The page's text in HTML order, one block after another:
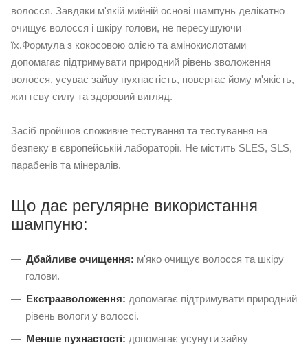
волосся. Завдяки м'якій мийній основі шампунь делікатно
очищує волосся і шкіру голови, не пересушуючи
їх.Формула з кокосовою олією та амінокислотами
допомагає підтримувати природний рівень зволоження
волосся, усуває зайву пухнастість, повертає йому м'якість,
життєву силу та здоровий вигляд.
Засіб пройшов споживче тестування та тестування на
безпеку в європейській лабораторії. Не містить SLES, SLS,
парабенів та мінералів.
Що дає регулярне використання
шампуню:
Дбайливе очищення: м'яко очищує волосся та шкіру
голови.
Екстразволоження: допомагає підтримувати природний
рівень вологи у волоссі.
Менше пухнастості: допомагає усунути зайву